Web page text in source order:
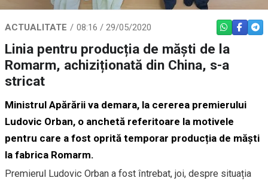
ACTUALITATE 08:16 / 29/05/2020 WHATSAPP
Linia pentru producția de măști de la
Romarm, achiziționată din China, s-a
stricat
Ministrul Apărării va demara, la cererea premierului
Ludovic Orban, o anchetă referitoare la motivele
pentru care a fost oprită temporar producția de măști
la fabrica Romarm.
Premierul Ludovic Orban a fost întrebat, joi, despre situația